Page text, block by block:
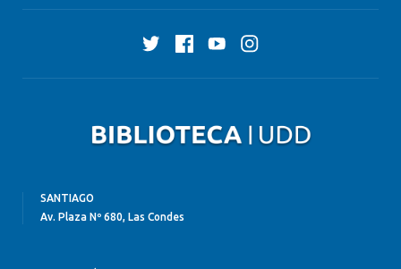
Twitter FacebookYouTubeInstagram
SANTIAGO
Av. Plaza Nº 680, Las Condes